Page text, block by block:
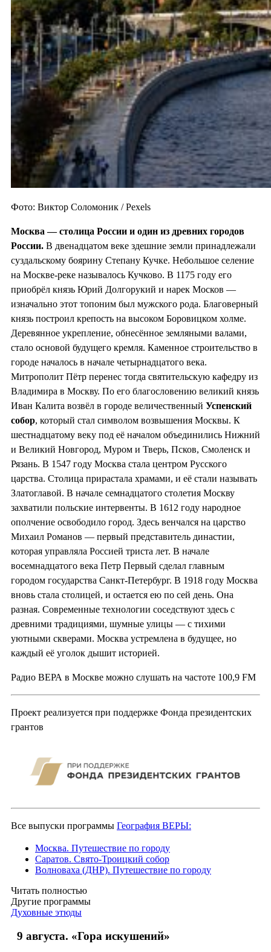
Фото: Виктор Соломоник / Pexels
Москва — столица России и один из древних городов
России. В двенадцатом веке здешние земли принадлежали
суздальскому боярину Степану Кучке. Небольшое селение
на Москве-реке называлось Кучково. В 1175 году его
приобрёл князь Юрий Долгорукий и нарек Москов —
изначально этот топоним был мужского рода. Благоверный
князь построил крепость на высоком Боровицком холме.
Деревянное укрепление, обнесённое земляными валами,
стало основой будущего кремля. Каменное строительство в
городе началось в начале четырнадцатого века.
Митрополит Пётр перенес тогда святительскую кафедру из
Владимира в Москву. По его благословению великий князь
Иван Калита возвёл в городе величественный Успенский
собор, который стал символом возвышения Москвы. К
шестнадцатому веку под её началом объединились Нижний
и Великий Новгород, Муром и Тверь, Псков, Смоленск и
Рязань. В 1547 году Москва стала центром Русского
царства. Столица прирастала храмами, и её стали называть
Златоглавой. В начале семнадцатого столетия Москву
захватили польские интервенты. В 1612 году народное
ополчение освободило город. Здесь венчался на царство
Михаил Романов — первый представитель династии,
которая управляла Россией триста лет. В начале
восемнадцатого века Петр Первый сделал главным
городом государства Санкт-Петербург. В 1918 году Москва
вновь стала столицей, и остается ею по сей день. Она
разная. Современные технологии соседствуют здесь с
древними традициями, шумные улицы — с тихими
уютными скверами. Москва устремлена в будущее, но
каждый её уголок дышит историей.
Радио ВЕРА в Москве можно слушать на частоте 100,9 FM
Проект реализуется при поддержке Фонда президентских
грантов
Все выпуски программы География ВЕРЫ:
Москва. Путешествие по городу
Саратов. Свято-Троицкий собор
Волноваха (ДНР). Путешествие по городу
Читать полностью
Другие программы
Духовные этюды
9 августа. «Гора искушений»